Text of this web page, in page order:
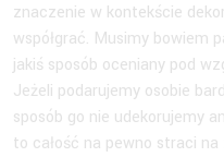
znaczenie w kontekście
współgrać. Musimy bowiem
jakiś sposób oceniany pod
Jeżeli podarujemy osobie
sposób go nie udekorujemy
to całość na pewno straci